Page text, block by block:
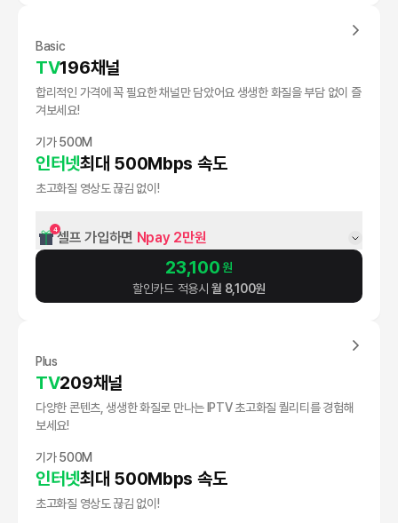
Basic
TV196채널
합리적인 가격에 꼭 필요한 채널만 담았어요 생생한 화질을 부담 없이 즐
겨보세요!
기가 500M
인터넷최대 500Mbps 속도
초고화질 영상도 끊김 없이!
4셀프 가입하면 Npay 2만원
23,100원
할인카드 적용시 월 8,100원
Plus
TV209채널
다양한 콘텐츠, 생생한 화질로 만나는 IPTV 초고화질 퀄리티를 경험해
보세요!
기가 500M
인터넷최대 500Mbps 속도
초고화질 영상도 끊김 없이!